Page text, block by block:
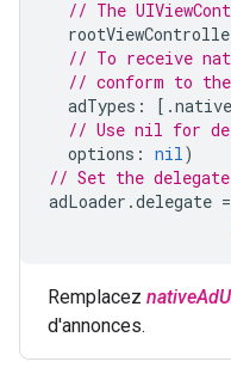
// The
// To receive
// conform to the
adTypes : [.native
// Use nil for
options : nil)
// Set the delegate
adLoader .delegate =
Remplacez
d'annonces.